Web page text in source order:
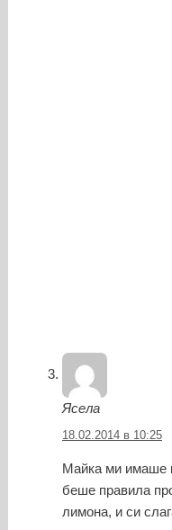
Ясела
18.02.2014 в 10:25
Майка ми имаше
беше правила
лимона, и си